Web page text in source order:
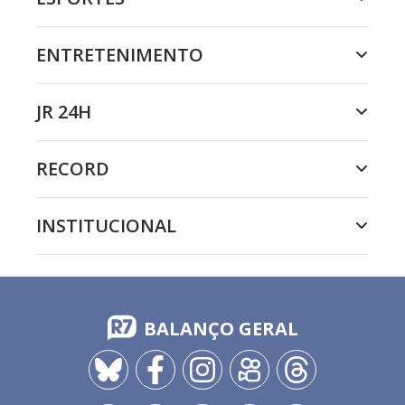
ENTRETENIMENTO
JR 24H
RECORD
INSTITUCIONAL
BALANÇO GERAL